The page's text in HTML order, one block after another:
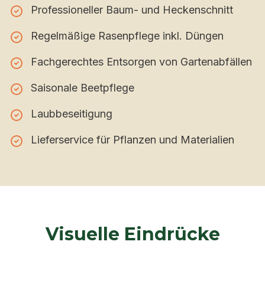
Professioneller Baum- und Heckenschnitt
Regelmäßige Rasenpflege inkl. Düngen
Fachgerechtes Entsorgen von Gartenabfällen
Saisonale Beetpflege
Laubbeseitigung
Lieferservice für Pflanzen und Materialien
Visuelle Eindrücke